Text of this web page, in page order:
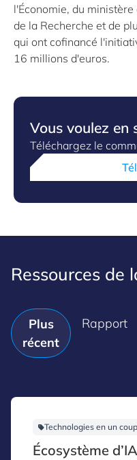
l'Économie, du
de la Recherche et de
qui ont cofinancé
16 millions d'euros.
Vous voulez en
Téléchargez le
Ressources de
Plus
récent
Rapport
Technologies en un
Écosystème